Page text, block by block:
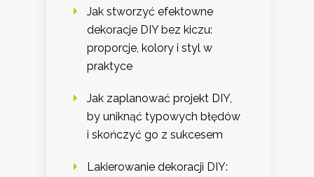
Jak stworzyć efektowne
dekoracje DIY bez kiczu:
proporcje, kolory i styl w
praktyce
Jak zaplanować projekt DIY,
by uniknąć typowych błędów
i skończyć go z sukcesem
Lakierowanie dekoracji DIY: